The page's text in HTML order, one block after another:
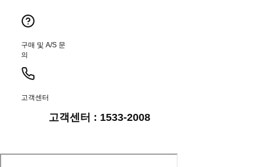
구매 및 A/S 문
의
고객센터
고객센터 : 1533-2008